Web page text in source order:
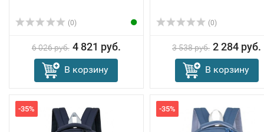
(0)
6 026 руб. 4 821 руб.
В корзину
(0)
3 538 руб. 2 284 руб.
В корзину
-35% -35%